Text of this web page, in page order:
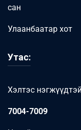
сан
Улаанбаатар хот
Утас:
Хэлтэс
7004-7009